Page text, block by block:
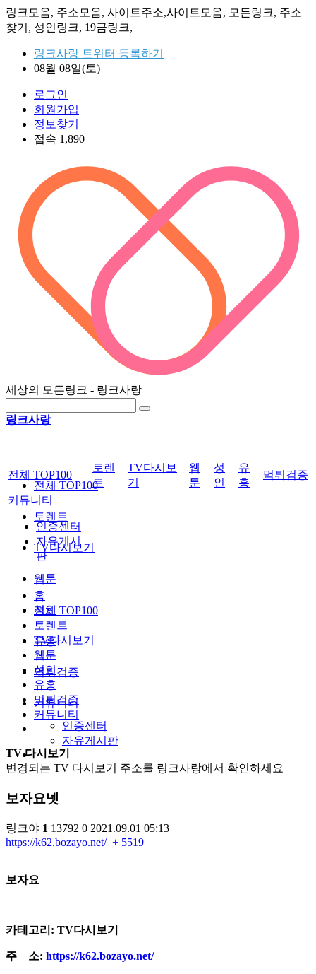
링크모음, 주소모음, 사이트주소,사이트모음, 모든링크, 주소
찾기, 성인링크, 19금링크,
링크사랑 트위터 등록하기
08월 08일(토)
로그인
회원가입
정보찾기
접속 1,890
세상의 모든링크 - 링크사랑
링크사랑
전체 TOP100
토렌트
TV다시보기
웹툰
성인
유흥
먹튀검증
커뮤니티
인증센터
자유게시판
전체 TOP100
토렌
트
TV다시보
기
웹
툰
성
인
유
흥
먹튀검증
커뮤니티
인증센터
자유게시
판
홈
전체 TOP100
토렌트
TV다시보기
웹툰
성인
유흥
먹튀검증
커뮤니티
TV 다시보기
변경되는 TV 다시보기 주소를 링크사랑에서 확인하세요
보자요넷
링크야 1 13792 0 2021.09.01 05:13
https://k62.bozayo.net/ + 5519
​보자요
카테고리: TV다시보기
주 소: https://k62.bozayo.net/